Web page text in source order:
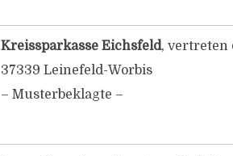
Kreissparkasse Eichsfeld, vertreten
37339 Leinefeld-Worbis
– Musterbeklagte –